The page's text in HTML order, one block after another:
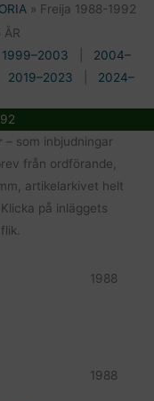
Freija 1988-1992
ÅR
1999–2003
2004–
2019–2023 2024–
– som inbjudningar
från ordförande,
artikelarkivet helt
på inläggets
1988
1988